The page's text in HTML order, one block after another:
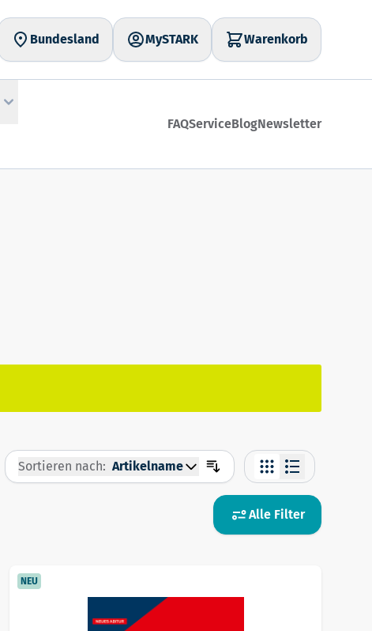
Bundesland MySTARK Warenkorb
FAQServiceBlogNewsletter
Sortieren nach: Artikelname
Alle Filter
NEU